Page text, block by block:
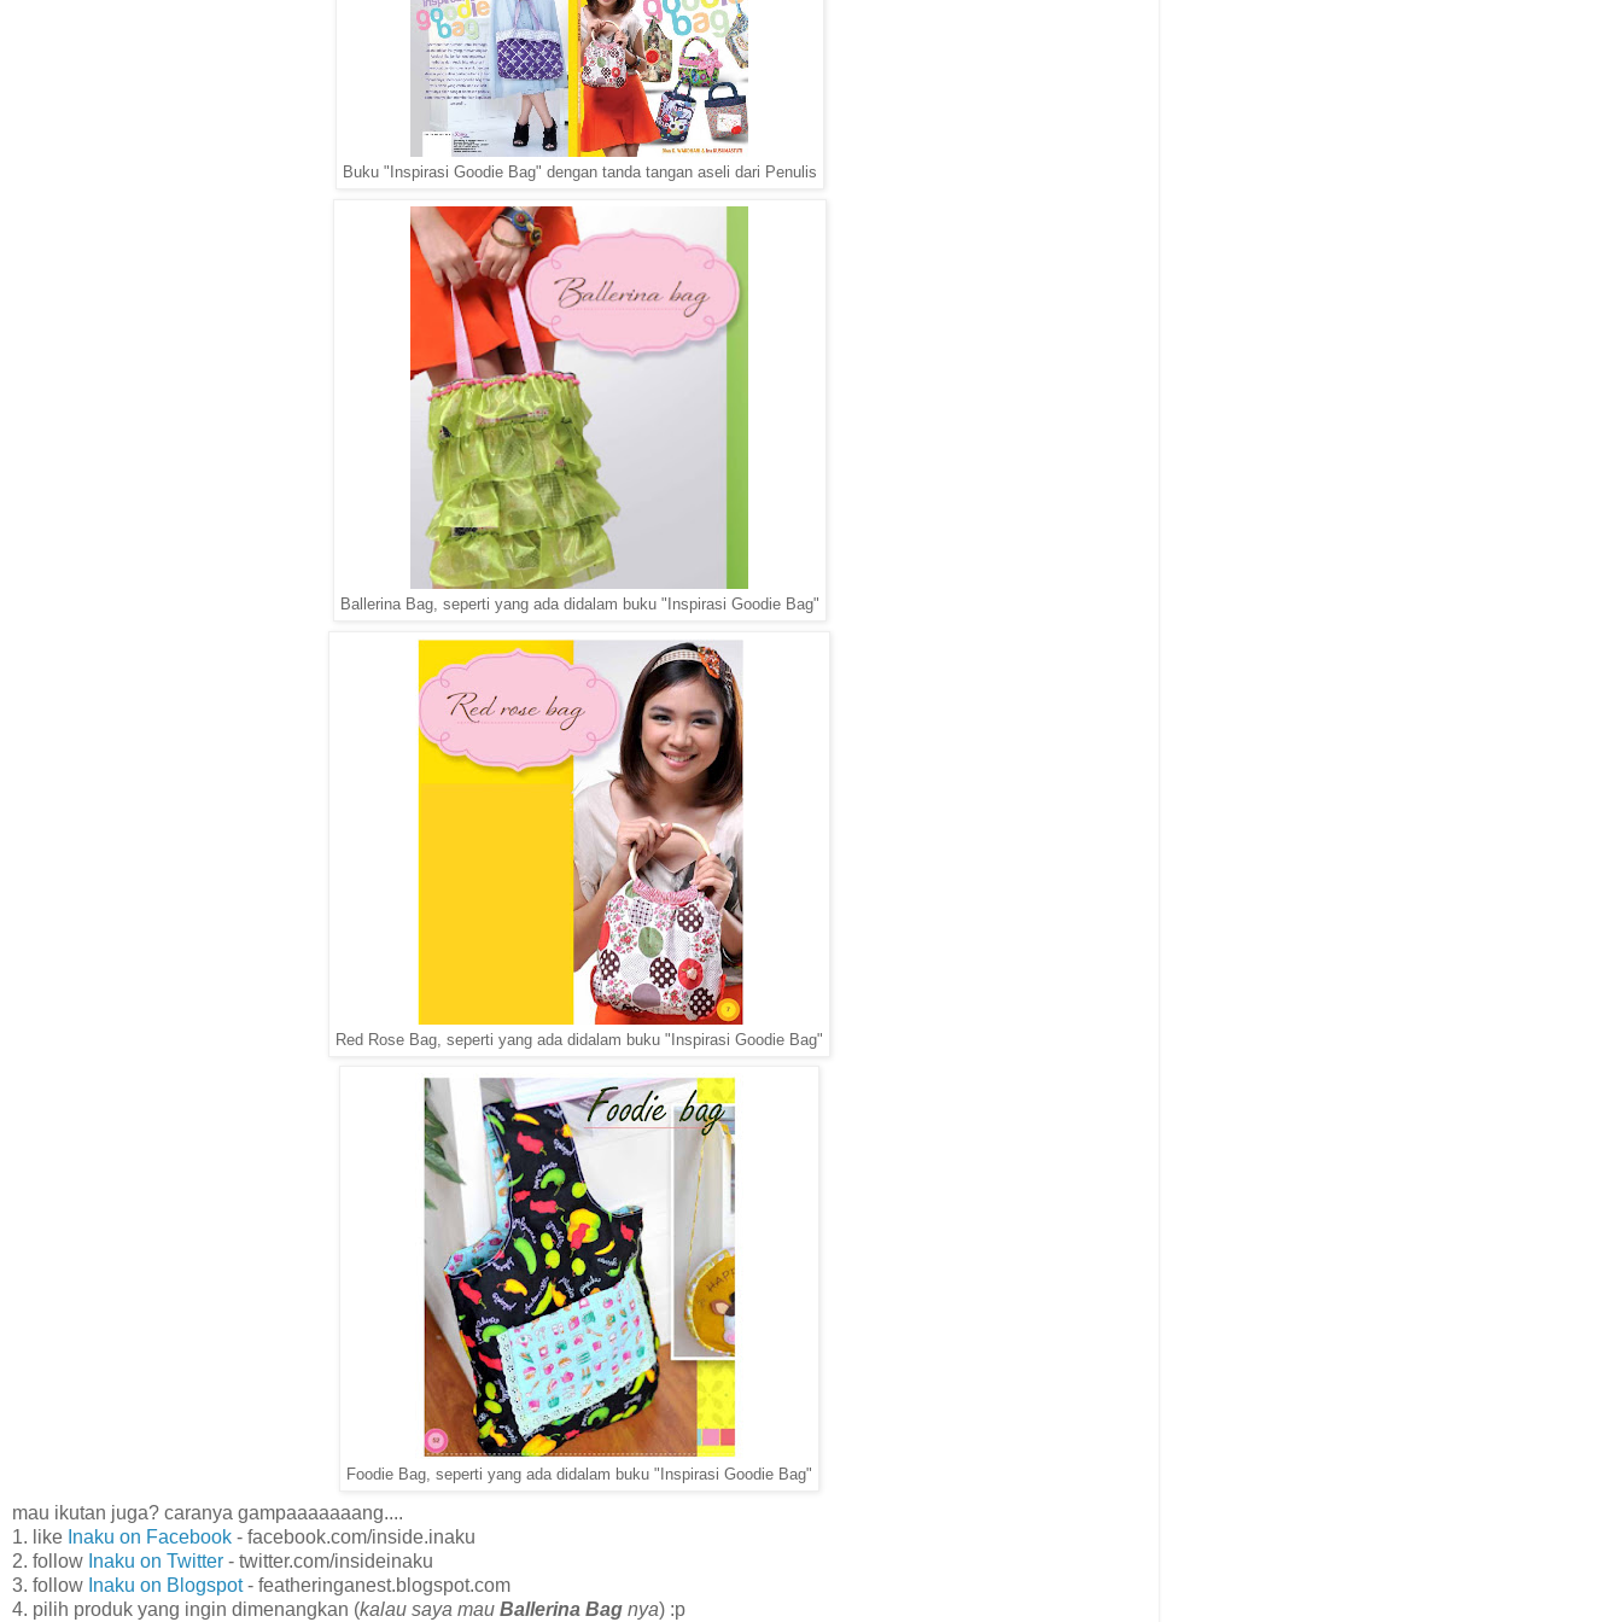
Buku "Inspirasi Goodie Bag" dengan tanda tangan aseli dari Penulis
Ballerina Bag, seperti yang ada didalam buku "Inspirasi Goodie Bag"
Red Rose Bag, seperti yang ada didalam buku "Inspirasi Goodie Bag"
Foodie Bag, seperti yang ada didalam buku "Inspirasi Goodie Bag"
mau ikutan juga? caranya gampaaaaaaang....
1. like Inaku on Facebook - facebook.com/inside.inaku
2. follow Inaku on Twitter - twitter.com/insideinaku
3. follow Inaku on Blogspot- featheringanest.blogspot.com
4. pilih produk yang ingin dimenangkan (kalau saya mau Ballerina Bag nya) :p